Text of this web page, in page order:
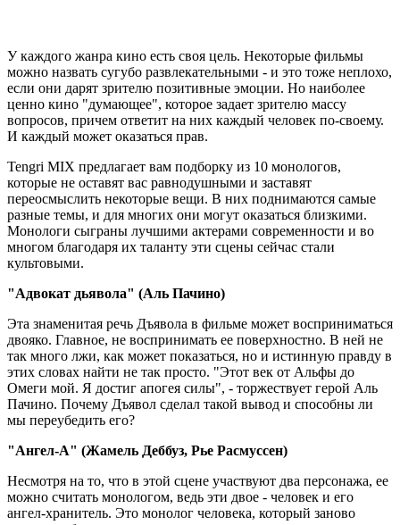
У каждого жанра кино есть своя цель. Некоторые фильмы
можно назвать сугубо развлекательными - и это тоже неплохо,
если они дарят зрителю позитивные эмоции. Но наиболее
ценно кино "думающее", которое задает зрителю массу
вопросов, причем ответит на них каждый человек по-своему.
И каждый может оказаться прав.
Tengri MIX предлагает вам подборку из 10 монологов,
которые не оставят вас равнодушными и заставят
переосмыслить некоторые вещи. В них поднимаются самые
разные темы, и для многих они могут оказаться близкими.
Монологи сыграны лучшими актерами современности и во
многом благодаря их таланту эти сцены сейчас стали
культовыми.
"Адвокат дьявола" (Аль Пачино)
Эта знаменитая речь Дъявола в фильме может восприниматься
двояко. Главное, не воспринимать ее поверхностно. В ней не
так много лжи, как может показаться, но и истинную правду в
этих словах найти не так просто. "Этот век от Альфы до
Омеги мой. Я достиг апогея силы", - торжествует герой Аль
Пачино. Почему Дъявол сделал такой вывод и способны ли
мы переубедить его?
"Ангел-А" (Жамель Деббуз, Рье Расмуссен)
Несмотря на то, что в этой сцене участвуют два персонажа, ее
можно считать монологом, ведь эти двое - человек и его
ангел-хранитель. Это монолог человека, который заново